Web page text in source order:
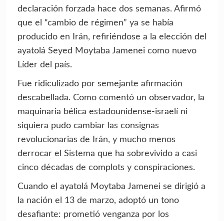
declaración forzada hace dos semanas. Afirmó
que el “cambio de régimen” ya se había
producido en Irán, refiriéndose a la elección del
ayatolá Seyed Moytaba Jamenei como nuevo
Líder del país.
Fue ridiculizado por semejante afirmación
descabellada. Como comentó un observador, la
maquinaria bélica estadounidense-israelí ni
siquiera pudo cambiar las consignas
revolucionarias de Irán, y mucho menos
derrocar el Sistema que ha sobrevivido a casi
cinco décadas de complots y conspiraciones.
Cuando el ayatolá Moytaba Jamenei se dirigió a
la nación el 13 de marzo, adoptó un tono
desafiante: prometió venganza por los